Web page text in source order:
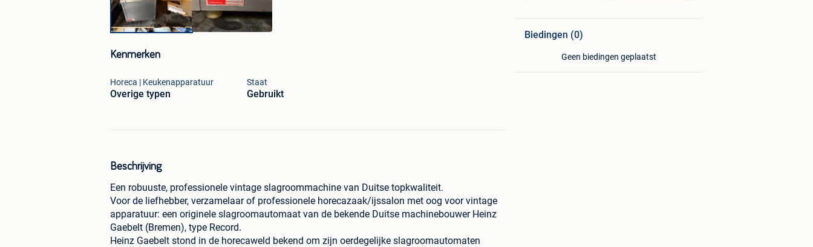
Kenmerken
Horeca | Keukenapparatuur
Overige typen
Staat
Gebruikt
Beschrijving
Een robuuste, professionele vintage slagroommachine van Duitse topkwaliteit.
Voor de liefhebber, verzamelaar of professionele horecazaak/ijssalon met oog voor vintage
apparatuur: een originele slagroomautomaat van de bekende Duitse machinebouwer Heinz
Gaebelt (Bremen), type Record.
Heinz Gaebelt stond in de horecaweld bekend om zijn oerdegelijke slagroomautomaten
Biedingen (0)
Geen biedingen geplaatst